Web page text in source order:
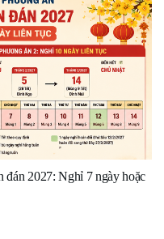
2027: Nghỉ 7 ngày hoặc